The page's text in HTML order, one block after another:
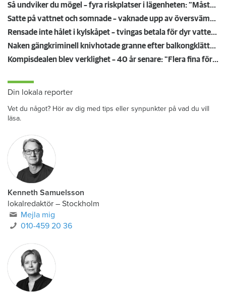
Så undviker du mögel – fyra riskplatser i lägenheten: ”Måste städa bort”
Satte på vattnet och somnade – vaknade upp av översvämning hos grannen
Rensade inte hålet i kylskåpet – tvingas betala för dyr vattenskada
Naken gängkriminell knivhotade granne efter balkongklättring
Kompisdealen blev verklighet – 40 år senare: "Flera fina fördelar med att dela bostad"
Din lokala reporter
Vet du något? Hör av dig med tips eller synpunkter på vad du vill
läsa.
Kenneth Samuelsson
lokalredaktör – Stockholm
Mejla mig
010-459 20 36